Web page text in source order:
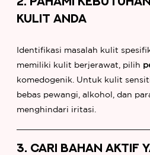
KULIT ANDA
Identifikasi masalah kulit
memiliki kulit berjerawat, pilih
komedogenik. Untuk kulit
bebas pewangi, alkohol, dan
menghindari iritasi.
3. CARI BAHAN AKTIF